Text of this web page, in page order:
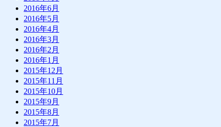
2016年6月
2016年5月
2016年4月
2016年3月
2016年2月
2016年1月
2015年12月
2015年11月
2015年10月
2015年9月
2015年8月
2015年7月